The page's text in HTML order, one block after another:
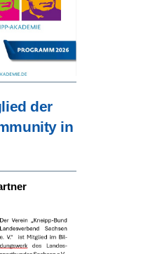
der
in